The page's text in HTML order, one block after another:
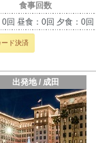
食事回数
回 昼食：0回 夕食：0回
ード決済
出発地 / 成田